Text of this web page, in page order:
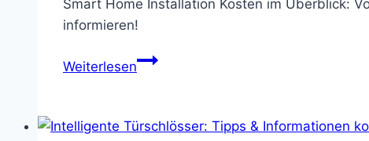
Smart Home Installation Kosten im Überblick:
informieren!
WeiterlesenSmart
Kosten: